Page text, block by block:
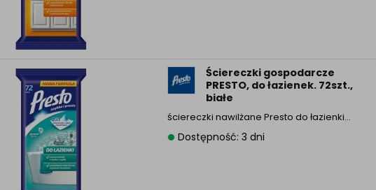
Ściereczki gospodarcze
PRESTO, do łazienek. 72szt.,
białe
ściereczki nawilżane Presto do łazienki…
Dostępność: 3 dni